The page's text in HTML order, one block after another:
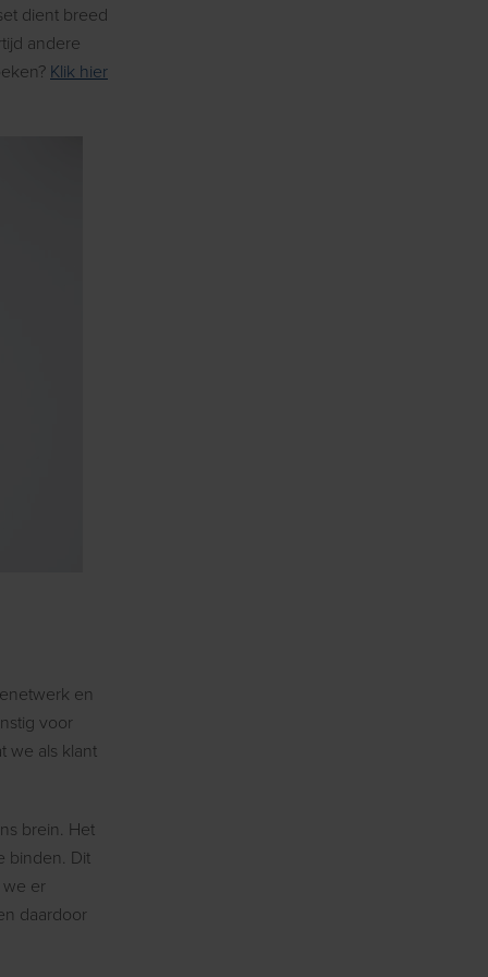
dient breed
andere
Klik hier
en
voor
we als klant
brein. Het
binden. Dit
er
daardoor